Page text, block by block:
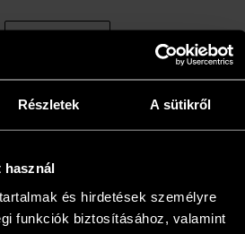
Részletek A sütikről
használ
és hirdetések személyre
funkciók biztosításához, valamint
Add to cart